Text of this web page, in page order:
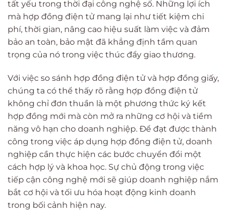
tất yếu trong thời đại công nghệ số. Những lợi ích
mà hợp đồng điện tử mang lại như tiết kiệm chi
phí, thời gian, nâng cao hiệu suất làm việc và đảm
bảo an toàn, bảo mật đã khẳng định tầm quan
trọng của nó trong việc thúc đẩy giao thương.
Với việc so sánh hợp đồng điện tử và hợp đồng giấy,
chúng ta có thể thấy rõ rằng hợp đồng điện tử
không chỉ đơn thuần là một phương thức ký kết
hợp đồng mới mà còn mở ra những cơ hội và tiềm
năng vô hạn cho doanh nghiệp. Để đạt được thành
công trong việc áp dụng hợp đồng điện tử, doanh
nghiệp cần thực hiện các bước chuyển đổi một
cách hợp lý và khoa học. Sự chủ động trong việc
tiếp cận công nghệ mới sẽ giúp doanh nghiệp nắm
bắt cơ hội và tối ưu hóa hoạt động kinh doanh
trong bối cảnh hiện nay.